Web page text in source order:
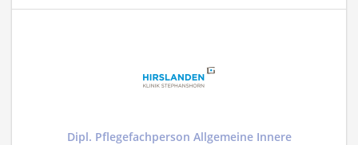
Dipl. Pflegefachperson Allgemeine Innere